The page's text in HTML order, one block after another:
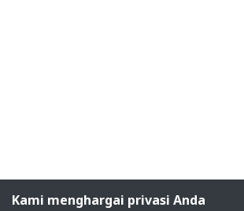
Kami menghargai privasi Anda